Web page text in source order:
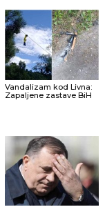
Vandalizam kod Livna:
Zapaljene zastave BiH